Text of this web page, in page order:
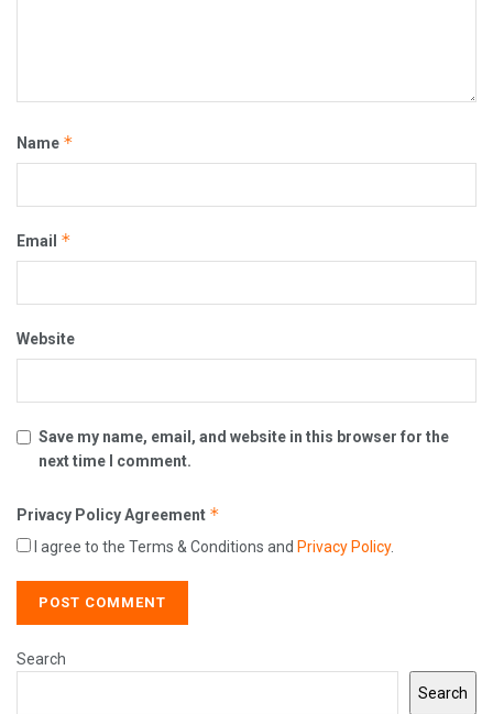
Name *
Email *
Website
Save my name, email, and website in this browser for the
next time I comment.
Privacy Policy Agreement *
I agree to the Terms & Conditions and Privacy Policy.
Search
Search